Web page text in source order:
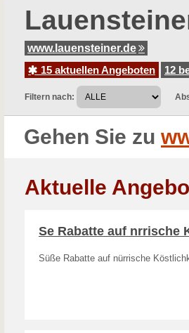
www.lauensteiner.de
15 aktuellen Angeboten
12
Filtern nach:
Gehen Sie zu
Aktuelle
Se Rabatte auf nrrische
Süße Rabatte auf nürrische